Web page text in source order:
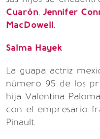
Cuarón, Jennifer
MacDowell.
Salma Hayek
La guapa actriz
número 95 de los
hija Valentina
con el empresario
Pinault.